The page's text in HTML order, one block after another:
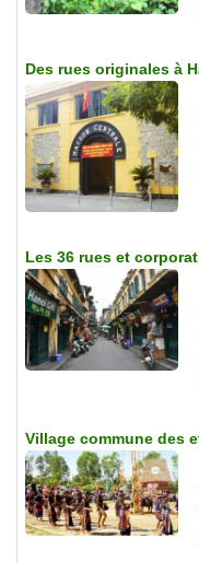
Des rues originales à
Les 36 rues et
Village commune des